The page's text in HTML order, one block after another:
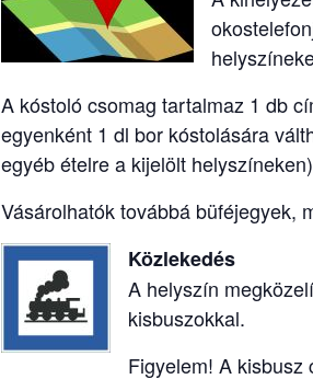
A kóstoló csomag tartalmaz 1 db
egyenként 1 dl bor kóstolására
egyéb ételre a kijelölt
Vásárolhatók továbbá büféjegyek,
Közlekedés
A helyszín
kisbuszokkal.
Figyelem! A kisbusz